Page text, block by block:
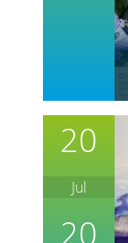
20
Jul
20